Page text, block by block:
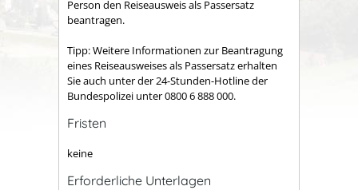
Person den Reiseausweis als Passersatz
beantragen.
Tipp: Weitere Informationen zur Beantragung
eines Reiseausweises als Passersatz erhalten
Sie auch unter der 24-Stunden-Hotline der
Bundespolizei unter 0800 6 888 000.
Fristen
keine
Erforderliche Unterlagen